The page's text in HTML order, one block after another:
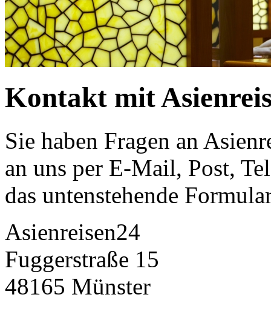
Kontakt mit
Sie haben Fragen an
an uns per E-Mail, Post,
das untenstehende
Asienreisen24
Fuggerstraße 15
48165 Münster